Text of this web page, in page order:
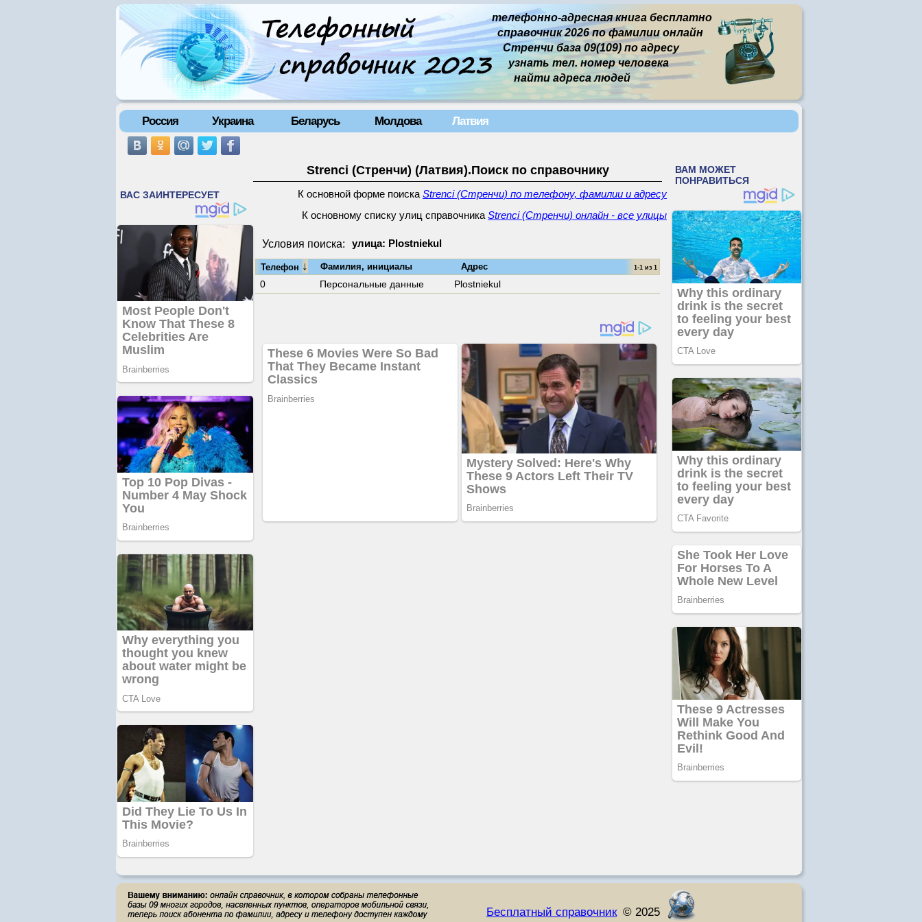
телефонно-адресная книга бесплатно
справочник 2026 по фамилии онлайн
Стренчи база 09(109) по адресу
узнать тел. номер человека
найти адреса людей
Россия Украина Беларусь Молдова Латвия
Strenci (Стренчи) (Латвия).Поиск по справочнику
К основной форме поиска Strenci (Стренчи) по телефону, фамилии и адресу
К основному списку улиц справочника Strenci (Стренчи) онлайн - все улицы
Условия поиска: улица: Plostniekul
Телефон ↓ Фамилия, инициалы Адрес 1-1 из 1
0 Персональные данные Plostniekul
Бесплатный справочник© 2025